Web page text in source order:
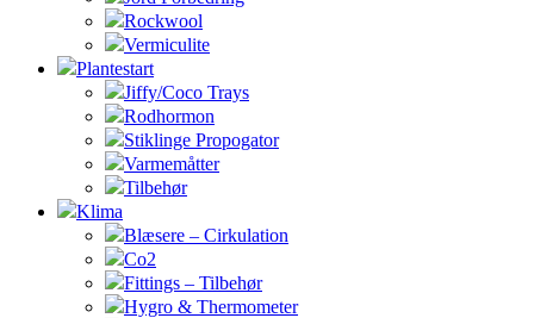
Rockwool
Vermiculite
Plantestart
Jiffy/Coco Trays
Rodhormon
Stiklinge Propogator
Varmemåtter
Tilbehør
Klima
Blæsere – Cirkulation
Co2
Fittings – Tilbehør
Hygro & Thermometer